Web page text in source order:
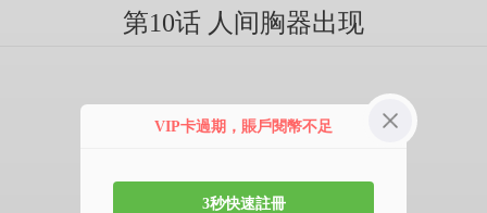
第10话 人间胸器出现
VIP卡過期，賬戶閱幣不足
3秒快速註冊